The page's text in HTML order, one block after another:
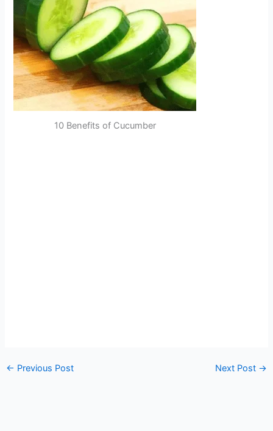
10 Benefits of Cucumber
← Previous Post Next Post →